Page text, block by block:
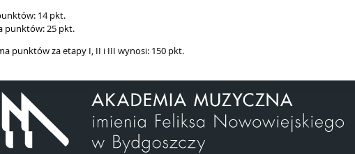
14 pkt.
punktów: 25 pkt.
punktów za etapy I, II i III wynosi: 150 pkt.